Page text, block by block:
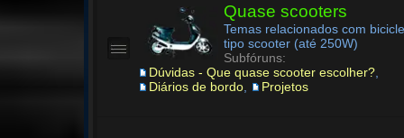
Quase scooters
Temas relacionados com
tipo scooter (até 250W)
Subfóruns:
Dúvidas - Que quase scooter escolher?
Diários de bordo
Projetos